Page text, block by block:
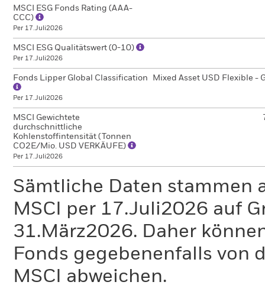
MSCI ESG Fonds Rating (AAA-
CCC)
Per 17.Juli2026
MSCI ESG Qualitätswert (0-10)
Per 17.Juli2026
Fonds Lipper Global Classification
Per 17.Juli2026
Mixed Asset USD Flexible -
MSCI Gewichtete
durchschnittliche
Kohlenstoffintensität (Tonnen
CO2E/Mio. USD VERKÄUFE)
Per 17.Juli2026
Sämtliche Daten stammen
MSCI per 17.Juli2026 auf
31.März2026. Daher
Fonds gegebenenfalls von
MSCI abweichen.